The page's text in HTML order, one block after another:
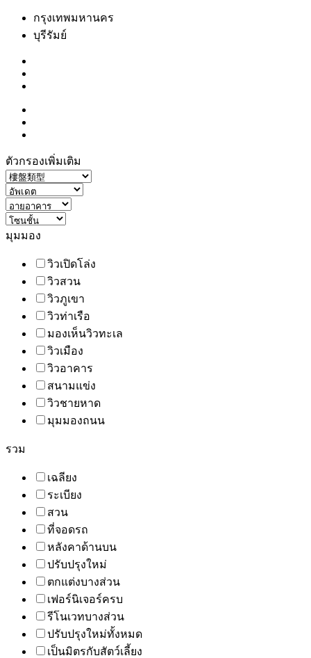
กรุงเทพมหานคร
บุรีรัมย์
ตัวกรองเพิ่มเติม
มุมมอง
วิวเปิดโล่ง
วิวสวน
วิวภูเขา
วิวท่าเรือ
มองเห็นวิวทะเล
วิวเมือง
วิวอาคาร
สนามแข่ง
วิวชายหาด
มุมมองถนน
รวม
เฉลียง
ระเบียง
สวน
ที่จอดรถ
หลังคาด้านบน
ปรับปรุงใหม่
ตกแต่งบางส่วน
เฟอร์นิเจอร์ครบ
รีโนเวทบางส่วน
ปรับปรุงใหม่ทั้งหมด
เป็นมิตรกับสัตว์เลี้ยง